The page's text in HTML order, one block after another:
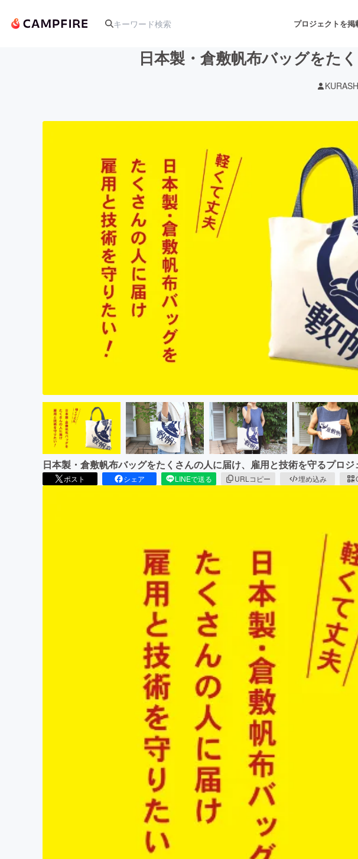
プロジェクトを掲
テクノロジー・ガジェット ゲーム・サービス開発
映像・映画 書籍・雑誌出版
ビジネス・起業 チャレンジ
まちづくり・地域活性化
CAMPFIRE
CAMPFIRE
日本製・倉敷帆布バッグをた
日本製・倉敷帆布バッグをたくさんの人に届け、雇用と技術を守るプロジ
ポスト シェア LINEで送る URLコピー 埋め込み